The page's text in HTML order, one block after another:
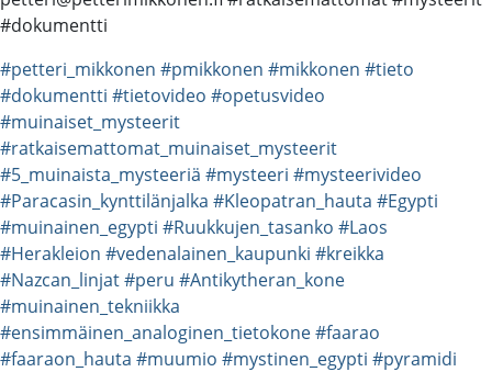
#dokumentti
#petteri_mikkonen #pmikkonen #mikkonen #tieto
#dokumentti #tietovideo #opetusvideo
#muinaiset_mysteerit
#ratkaisemattomat_muinaiset_mysteerit
#5_muinaista_mysteeriä #mysteeri #mysteerivideo
#Paracasin_kynttilänjalka #Kleopatran_hauta #Egypti
#muinainen_egypti #Ruukkujen_tasanko #Laos
#Herakleion #vedenalainen_kaupunki #kreikka
#Nazcan_linjat#peru #Antikytheran_kone
#muinainen_tekniikka
#ensimmäinen_analoginen_tietokone#faarao
#faaraon_hauta #muumio #mystinen_egypti #pyramidi